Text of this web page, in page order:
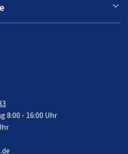
8:00 - 16:00 Uhr